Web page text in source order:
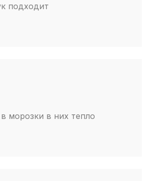
подходит
морозки в них тепло